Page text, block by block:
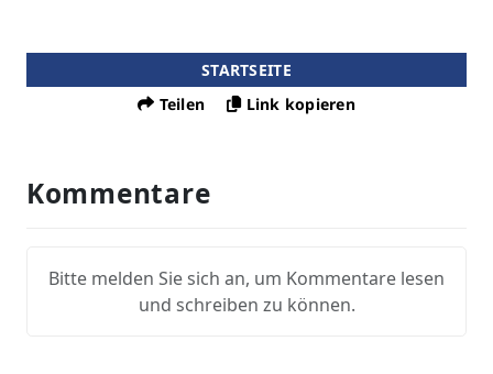
STARTSEITE
Teilen
Link kopieren
Kommentare
Bitte melden Sie sich an, um Kommentare lesen
und schreiben zu können.